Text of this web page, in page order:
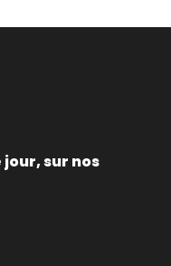
sur nos